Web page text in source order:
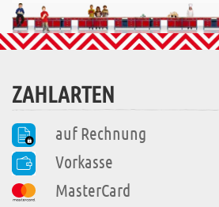
ZAHLARTEN
auf Rechnung
Vorkasse
MasterCard